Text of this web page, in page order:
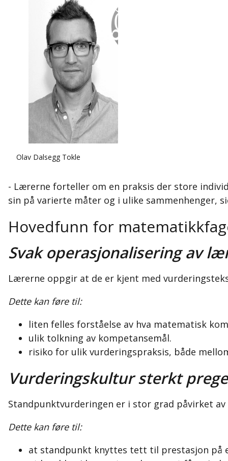
Olav Dalsegg Tokle
- Lærerne forteller om en praksis der store
sin på varierte måter og i ulike sammenhenger,
Hovedfunn for
Svak operasjonalisering av
Lærerne oppgir at de er kjent med
Dette kan føre til:
liten felles forståelse av hva matematisk
ulik tolkning av kompetansemål.
risiko for ulik vurderingspraksis, både
Vurderingskultur sterkt
Standpunktvurderingen er i stor grad påvirket
Dette kan føre til:
at standpunkt knyttes tett til prestasjon på